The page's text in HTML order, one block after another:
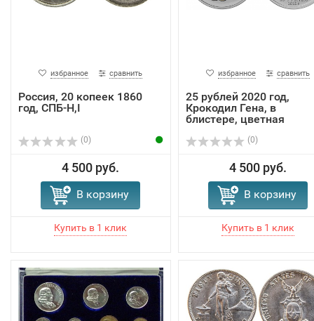
избранное сравнить
Россия, 20 копеек 1860
год, СПБ-H,I
(0)
4 500 руб.
В корзину
избранное сравнить
25 рублей 2020 год,
Крокодил Гена, в
блистере, цветная
(0)
4 500 руб.
В корзину